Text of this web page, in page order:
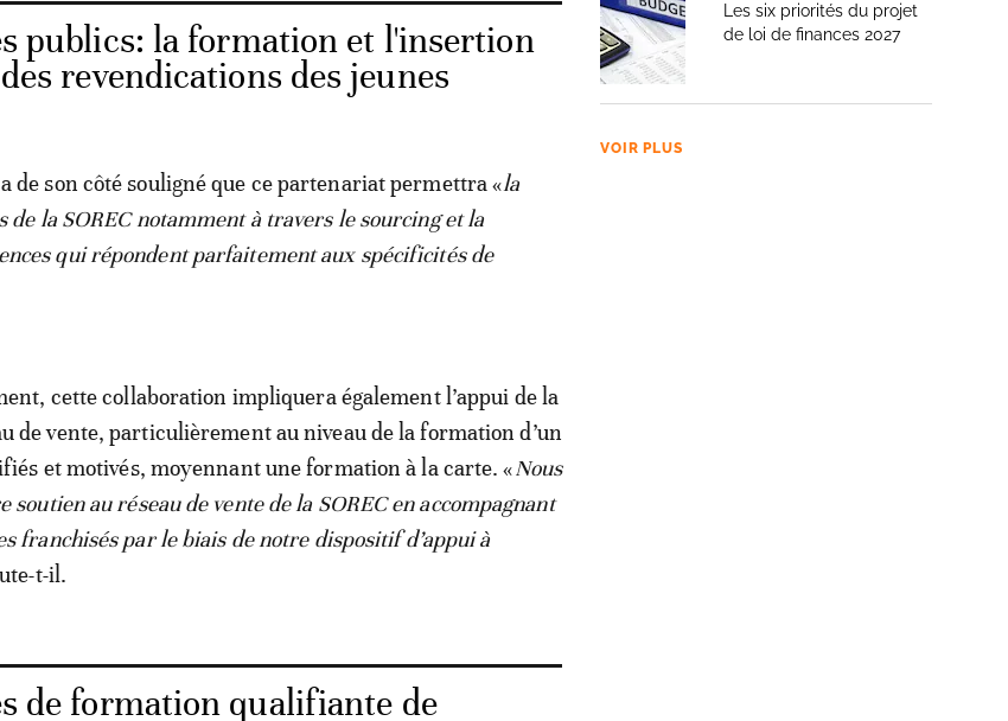
publics: la formation et l'insertion
revendications des jeunes
de son côté souligné que ce partenariat permettra «la
de la SOREC notamment à travers le sourcing et la
qui répondent parfaitement aux spécificités de
cette collaboration impliquera également l’appui de la
de vente, particulièrement au niveau de la formation d’un
et motivés, moyennant une formation à la carte. «Nous
soutien au réseau de vente de la SOREC en accompagnant
franchisés par le biais de notre dispositif d’appui à
t-il.
de formation qualifiante de
Les six priorités du projet
de loi de finances 2027
VOIR PLUS